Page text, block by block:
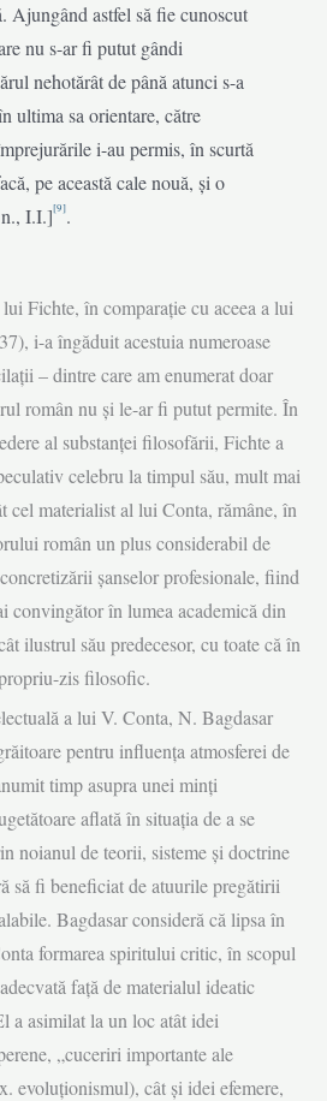
Ajungând astfel să fie cunoscut
nu s-ar fi putut gândi
nehotărât de până atunci s-a
ultima sa orientare, către
i-au permis, în scurtă
pe această cale nouă, și o
I.I.][9].
Fichte, în comparație cu aceea a lui
i-a îngăduit acestuia numeroase
– dintre care am enumerat doar
român nu și le-ar fi putut permite. În
al substanței filosofării, Fichte a
celebru la timpul său, mult mai
cel materialist al lui Conta, rămâne, în
român un plus considerabil de
șanselor profesionale, fiind
convingător în lumea academică din
ilustrul său predecesor, cu toate că în
zis filosofic.
a lui V. Conta, N. Bagdasar
pentru influența atmosferei de
timp asupra unei minți
aflată în situația de a se
noianul de teorii, sisteme și doctrine
să fi beneficiat de atuurile pregătirii
Bagdasar consideră că lipsa în
formarea spiritului critic, în scopul
față de materialul ideatic
a asimilat la un loc atât idei
„cuceriri importante ale
evoluționismul), cât și idei efemere,